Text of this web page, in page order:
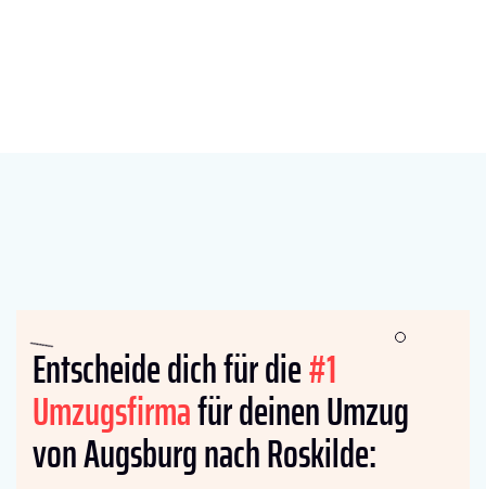
Entscheide dich für die#1
Umzugsfirmafür deinen Umzug
von Augsburg nach Roskilde: